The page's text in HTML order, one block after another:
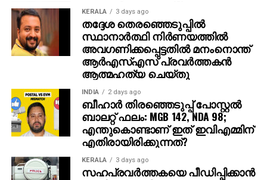
KERALA 3 days ago
തദ്ദേശ തെരഞ്ഞെടുപ്പില്‍
സ്ഥാനാര്‍ത്ഥി നിര്‍ണയത്തില്‍
അവഗണിക്കപ്പെട്ടതില്‍ മനംനൊന്ത്
ആര്‍എസ്എസ് പ്രവര്‍ത്തകന്‍
ആത്മഹത്യ ചെയ്തു
INDIA 2 days ago
ബീഹാർ തിരഞ്ഞെടുപ്പ് പോസ്റ്റൽ
ബാലറ്റ് ഫലം: MGB 142, NDA 98;
എന്തുകൊണ്ടാണ് ഇത് ഇവിഎമ്മിന്
എതിരായിരിക്കുന്നത്?
KERALA 3 days ago
സഹപ്രവര്‍ത്തകയെ പീഡിപ്പിക്കാന്‍